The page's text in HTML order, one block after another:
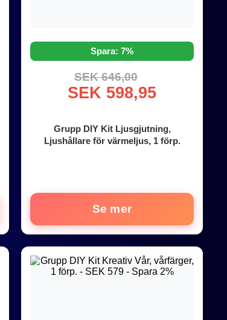
Spara: 7%
SEK 646,00
SEK 598,95
Grupp DIY Kit Ljusgjutning,
Ljushållare för värmeljus, 1 förp.
Se mer